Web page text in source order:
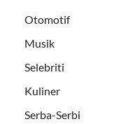
Otomotif
Musik
Selebriti
Kuliner
Serba-Serbi